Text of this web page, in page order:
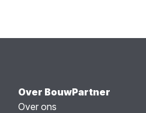
Over BouwPartner
Over ons